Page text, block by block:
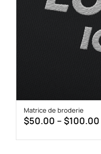
Matrice de broderie
$50.00 – $100.00